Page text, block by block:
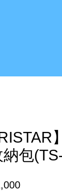
納包